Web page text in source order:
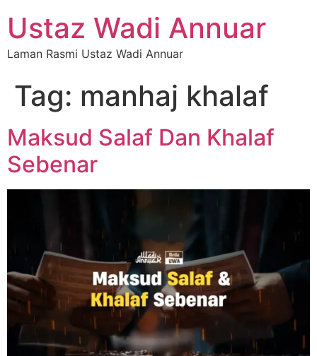
Ustaz Wadi Annuar
Laman Rasmi Ustaz Wadi Annuar
Tag: manhaj khalaf
Maksud Salaf Dan Khalaf
Sebenar